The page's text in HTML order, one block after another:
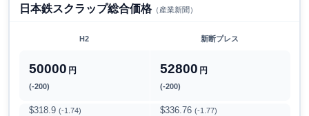
日本鉄スクラップ総合価格（産業新聞）
H2 新断プレス
50000 円
(-200)
52800 円
(-200)
$318.9 (-1.74) $336.76 (-1.77)